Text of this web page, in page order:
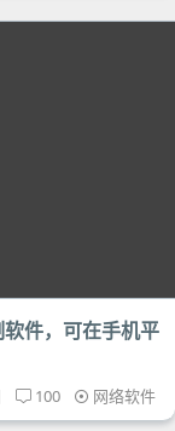
件，可在手机平
100 网络软件